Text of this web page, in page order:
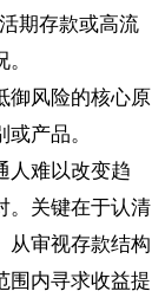
期存款或高流
御风险的核心原
产品。
人难以改变趋
。关键在于认清
从审视存款结构
围内寻求收益提